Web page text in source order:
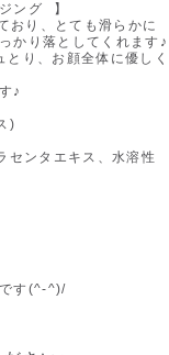
ング⠀】
おり、とても滑らかに
かり落としてくれます♪
り、お顔全体に優しく
♪
)
センタエキス、水溶性
です(^-^)/